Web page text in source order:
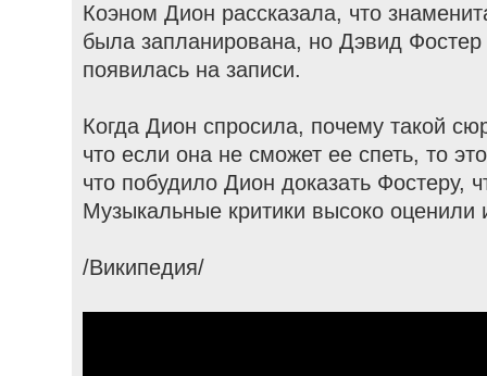
Коэном Дион рассказала, что
была запланирована, но Дэвид
появилась на записи.
Когда Дион спросила, почему такой
что если она не сможет ее спеть, то
что побудило Дион доказать Фостеру,
Музыкальные критики высоко
/Википедия/